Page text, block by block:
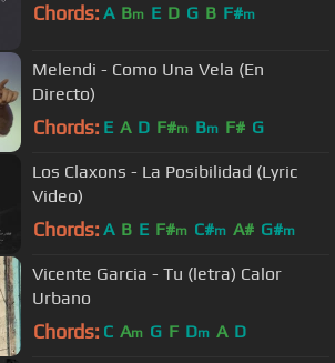
Chords: A Bm E D G B F#m
Melendi - Como Una Vela (En
Directo)
Chords: E A D F#m Bm F# G
Los Claxons - La Posibilidad (Lyric
Video)
Chords: A B E F#m C#m A# G#m
Vicente Garcia - Tu (letra) Calor
Urbano
Chords: C Am G F Dm A D